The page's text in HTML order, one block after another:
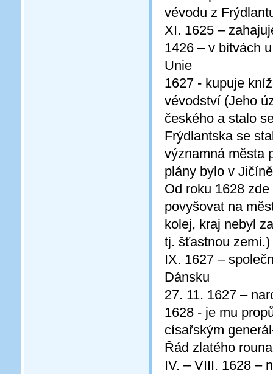
vévodu z
XI. 1625 –
1426 – v bitvách
Unie
1627 - kupuje
vévodství (Jeho
českého a stalo
Frýdlantska se
významná města
plány bylo v
Od roku 1628
povyšovat na
kolej, kraj nebyl
tj. šťastnou zemí.)
IX. 1627 –
Dánsku
27. 11. 1627 –
1628 - je mu
císařským
Řád zlatého rouna
IV. – VIII. 1628 –